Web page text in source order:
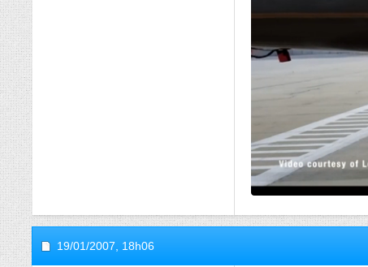
19/01/2007, 18h06